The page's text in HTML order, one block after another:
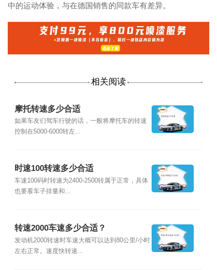
中的运动体验，与在德国销售的同款车有差异。
相关阅读
摩托转速多少合适
如果车友们驾车行驶的话，一般将摩托车的转速
控制在5000-6000转左...
时速100转速多少合适
车速100码时转速为2400-2500转属于正常，具体
也要看车子排量和...
转速2000车速多少合适？
发动机2000转速时车速大概可以达到80公里/小时
左右正常。速度快转速...